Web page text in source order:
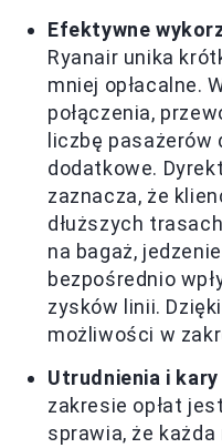
Efektywne
Ryanair unika
mniej opłacalne.
połączenia,
liczbę pasażerów
dodatkowe.
zaznacza, że
dłuższych
na bagaż,
bezpośrednio
zysków linii.
możliwości w
Utrudnienia i kary
zakresie opłat
sprawia, że